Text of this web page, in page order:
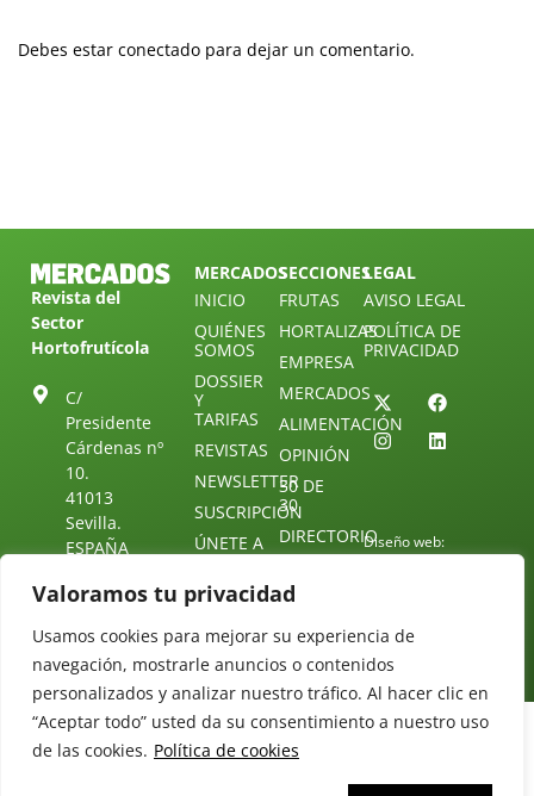
Valoramos tu privacidad
Usamos cookies para mejorar su experiencia de
navegación, mostrarle anuncios o contenidos
personalizados y analizar nuestro tráfico. Al hacer clic en
“Aceptar todo” usted da su consentimiento a nuestro uso
de las cookies. Política de cookies
Debes estar conectado para dejar un comentario.
Revista del
Sector
Hortofrutícola
C/
Presidente
Cárdenas nº
10.
41013
Sevilla.
ESPAÑA
Tel: (+34) 954
25 88 51
redaccion@revistamercados.com
MERCADOS
INICIO
QUIÉNES
SOMOS
DOSSIER
Y
TARIFAS
REVISTAS
NEWSLETTER
SUSCRIPCIÓN
ÚNETE A
NUESTRO
TELEGRAM
SECCIONES
FRUTAS
HORTALIZAS
EMPRESA
MERCADOS
ALIMENTACIÓN
OPINIÓN
30 DE
30
DIRECTORIO
LEGAL
AVISO LEGAL
POLÍTICA DE
PRIVACIDAD
Diseño web: